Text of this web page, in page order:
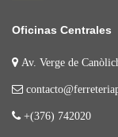
Oficinas Centrales
Av. Verge de
+(376) 742020